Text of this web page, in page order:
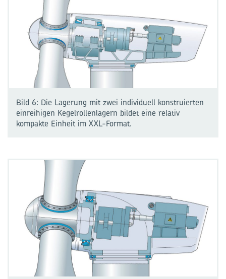
Bild 6: Die Lagerung mit zwei individuell konstruierten
einreihigen Kegelrollenlagern bildet eine relativ
kompakte Einheit im XXL-Format.